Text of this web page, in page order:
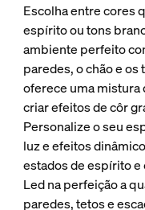
Escolha entre cores
espírito ou tons
ambiente perfeito
paredes, o chão e
oferece uma mistura
criar efeitos de côr
Personalize o seu
luz e efeitos
estados de espírito e
Led na perfeição a
paredes, tetos e